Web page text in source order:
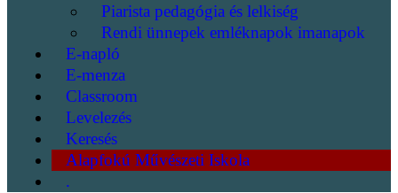
Piarista pedagógia és lelkiség
Rendi ünnepek emléknapok imanapok
E-napló
E-menza
Classroom
Levelezés
Keresés
Alapfokú Művészeti Iskola
.